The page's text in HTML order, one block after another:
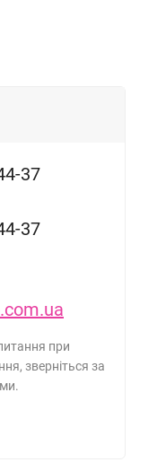
37
37
при
зверніться за